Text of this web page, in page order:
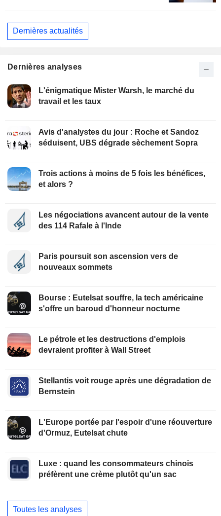
Dernières actualités
Dernières analyses
L'énigmatique Mister Warsh, le marché du
travail et les taux
Avis d'analystes du jour : Roche et Sandoz
séduisent, UBS dégrade sèchement Sopra
Trois actions à moins de 5 fois les bénéfices,
et alors ?
Les négociations avancent autour de la vente
des 114 Rafale à l'Inde
Paris poursuit son ascension vers de
nouveaux sommets
Bourse : Eutelsat souffre, la tech américaine
s'offre un baroud d'honneur nocturne
Le pétrole et les destructions d'emplois
devraient profiter à Wall Street
Stellantis voit rouge après une dégradation de
Bernstein
L'Europe portée par l'espoir d'une réouverture
d'Ormuz, Eutelsat chute
Luxe : quand les consommateurs chinois
préfèrent une crème plutôt qu'un sac
Toutes les analyses